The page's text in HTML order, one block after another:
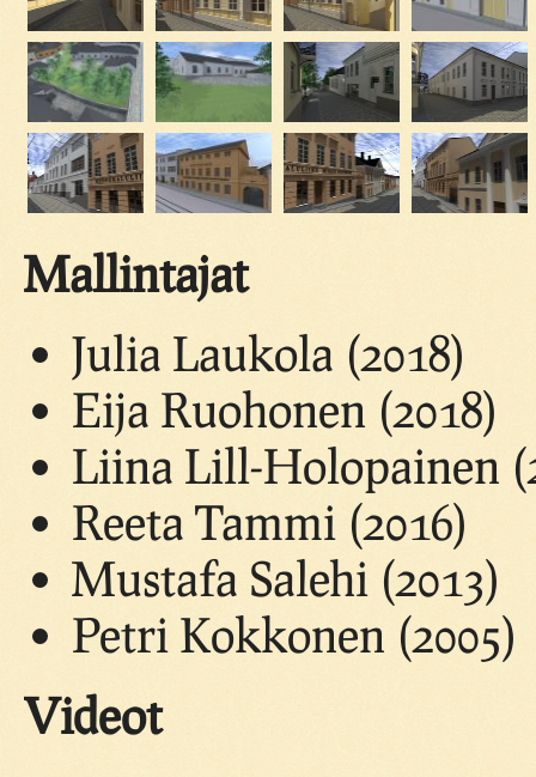
Mallintajat
Julia Laukola (2018)
Eija Ruohonen (2018)
Liina Lill-Holopainen
Reeta Tammi (2016)
Mustafa Salehi (2013)
Petri Kokkonen (2005)
Videot